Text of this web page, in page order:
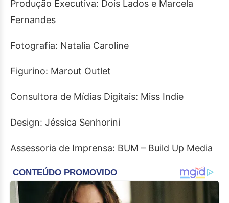
Produção Executiva: Dois Lados e Marcela
Fernandes
Fotografia: Natalia Caroline
Figurino: Marout Outlet
Consultora de Mídias Digitais: Miss Indie
Design: Jéssica Senhorini
Assessoria de Imprensa: BUM – Build Up Media